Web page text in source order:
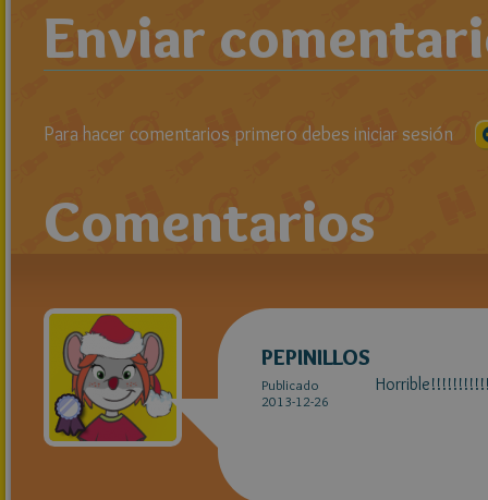
Enviar
Para hacer comentarios primero debes iniciar sesión
Comentarios
PEPINILLOS
Publicado
2013-12-26